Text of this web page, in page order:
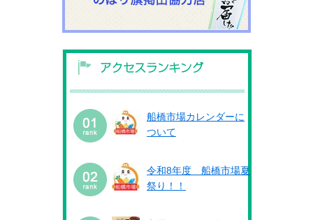
船橋市場カレンダーに
ついて
令和8年度 船橋市場夏
祭り！！